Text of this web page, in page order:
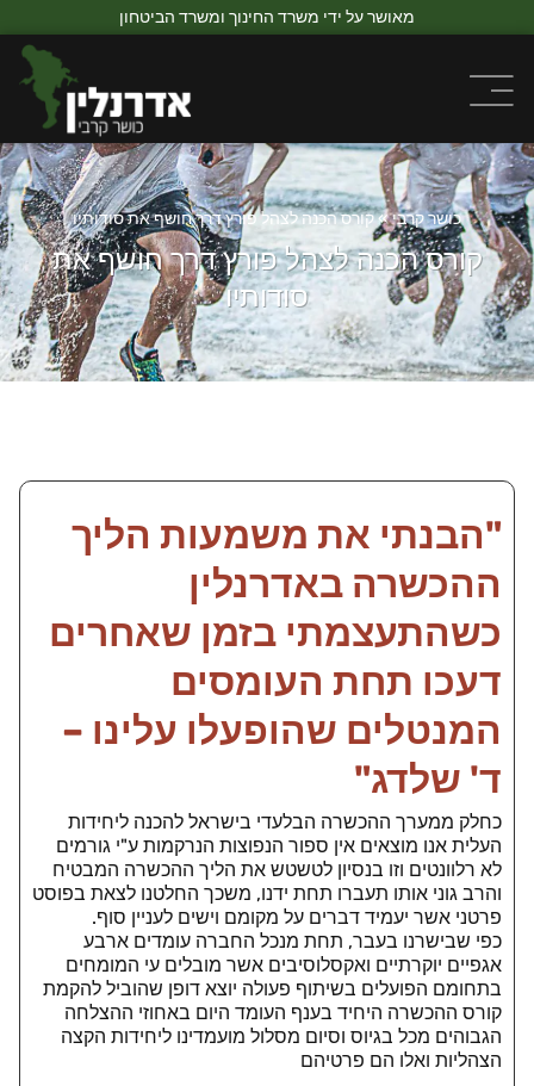
מאושר על ידי משרד החינוך ומשרד הביטחון
כושר קרבי»קורס הכנה לצהל פורץ דרך חושף את סודותיו
קורס הכנה לצהל פורץ דרך חושף את
סודותיו
"הבנתי את משמעות הליך
ההכשרה באדרנלין
כשהתעצמתי בזמן שאחרים
דעכו תחת העומסים
המנטלים שהופעלו עלינו –
ד' שלדג"
כחלק ממערך ההכשרה הבלעדי בישראל להכנה ליחידות
העלית אנו מוצאים אין ספור הנפוצות הנרקמות ע"י גורמים
לא רלוונטים וזו בנסיון לטשטש את הליך ההכשרה המבטיח
והרב גוני אותו תעברו תחת ידנו, משכך החלטנו לצאת בפוסט
פרטני אשר יעמיד דברים על מקומם וישים לעניין סוף.
כפי שבישרנו בעבר, תחת מנכל החברה עומדים ארבע
אגפיים יוקרתיים ואקסלוסיבים אשר מובלים עי המומחים
בתחומם הפועלים בשיתוף פעולה יוצא דופן שהוביל להקמת
קורס ההכשרה היחיד בענף העומד היום באחוזי ההצלחה
הגבוהים מכל בגיוס וסיום מסלול מועמדינו ליחידות הקצה
הצהליות ואלו הם פרטיהם